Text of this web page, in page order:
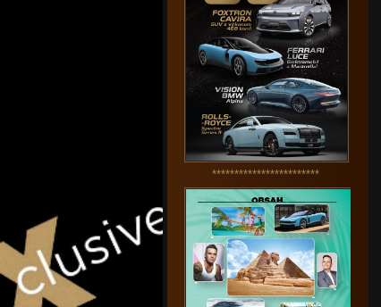
************************